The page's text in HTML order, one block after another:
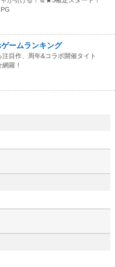
ゲームランキング
目作、周年&コラボ開催タイト
羅！